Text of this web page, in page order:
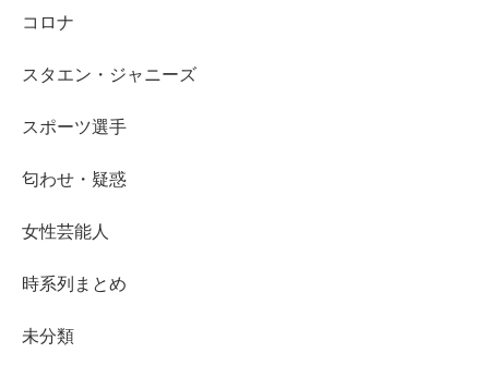
コロナ
スタエン・ジャニーズ
スポーツ選手
匂わせ・疑惑
女性芸能人
時系列まとめ
未分類